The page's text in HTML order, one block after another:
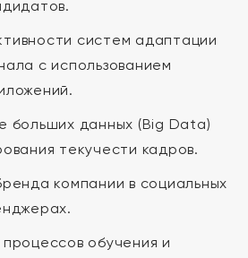
систем адаптации
с использованием
больших данных (Big Data)
текучести кадров.
компании в социальных
обучения и